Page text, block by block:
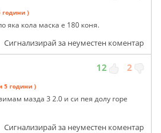
години )
яка кола маска е 180 коня.
Сигнализирай за неуместен коментар
12 2
5 години )
мазда 3 2.0 и си пея долу горе
Сигнализирай за неуместен коментар